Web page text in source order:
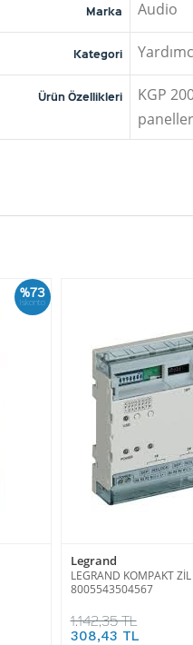
Marka Audio
Kategori
Ürün Özellikleri
KGP
%73
İskonto
Legrand
LEGRAND KOMPAKT
8005543504567
1.142,35 TL
308,43 TL